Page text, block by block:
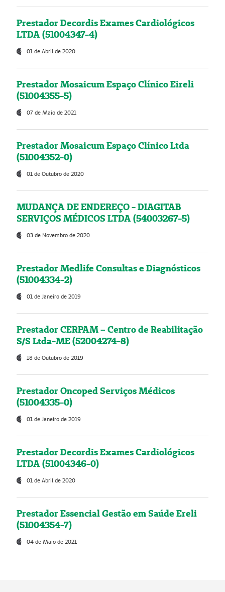
Prestador Decordis Exames Cardiológicos
LTDA (51004347-4)
01 de Abril de 2020
Prestador Mosaicum Espaço Clínico Eireli
(51004355-5)
07 de Maio de 2021
Prestador Mosaicum Espaço Clínico Ltda
(51004352-0)
01 de Outubro de 2020
MUDANÇA DE ENDEREÇO - DIAGITAB
SERVIÇOS MÉDICOS LTDA (54003267-5)
03 de Novembro de 2020
Prestador Medlife Consultas e Diagnósticos
(51004334-2)
01 de Janeiro de 2019
Prestador CERPAM – Centro de Reabilitação
S/S Ltda-ME (52004274-8)
18 de Outubro de 2019
Prestador Oncoped Serviços Médicos
(51004335-0)
01 de Janeiro de 2019
Prestador Decordis Exames Cardiológicos
LTDA (51004346-0)
01 de Abril de 2020
Prestador Essencial Gestão em Saúde Ereli
(51004354-7)
04 de Maio de 2021